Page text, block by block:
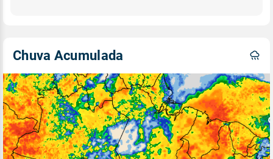
Chuva Acumulada